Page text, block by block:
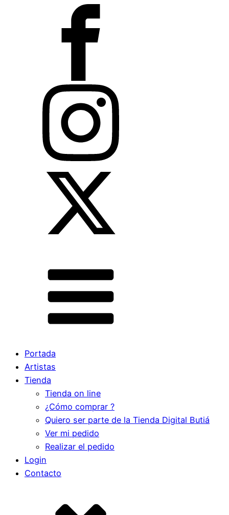
Portada
Artistas
Tienda
Tienda on line
¿Cómo comprar ?
Quiero ser parte de la Tienda Digital Butiá
Ver mi pedido
Realizar el pedido
Login
Contacto